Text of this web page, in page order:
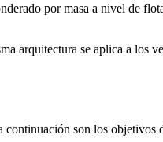
por masa a nivel de
arquitectura se aplica a los
son los objetivos